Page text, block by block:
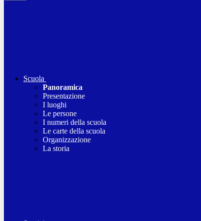
Scuola
Panoramica
Presentazione
I luoghi
Le persone
I numeri della scuola
Le carte della scuola
Organizzazione
La storia